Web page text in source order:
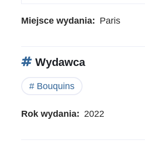
Miejsce wydania Paris
Wydawca
Bouquins
Rok wydania 2022